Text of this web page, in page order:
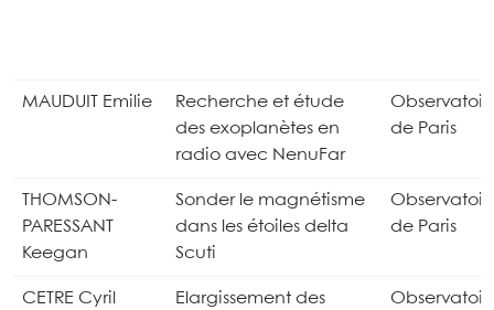
MAUDUIT Emilie
Recherche et étude
des exoplanètes en
radio avec NenuFar
de Paris
THOMSON-
PARESSANT
Keegan
Sonder le magnétisme
dans les étoiles delta
Scuti
de Paris
CETRE Cyril
Elargissement des